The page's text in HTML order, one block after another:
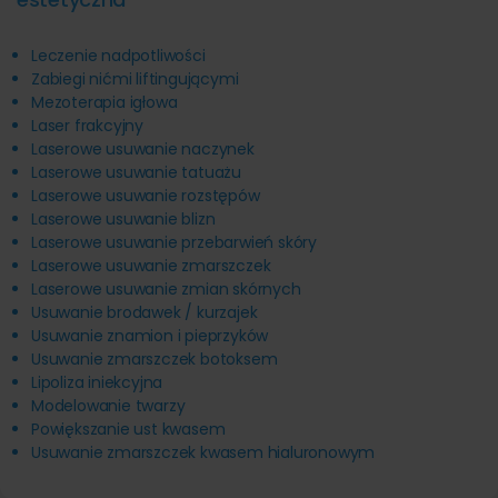
Leczenie nadpotliwości
Zabiegi nićmi liftingującymi
Mezoterapia igłowa
Laser frakcyjny
Laserowe usuwanie naczynek
Laserowe usuwanie tatuażu
Laserowe usuwanie rozstępów
Laserowe usuwanie blizn
Laserowe usuwanie przebarwień skóry
Laserowe usuwanie zmarszczek
Laserowe usuwanie zmian skórnych
Usuwanie brodawek / kurzajek
Usuwanie znamion i pieprzyków
Usuwanie zmarszczek botoksem
Lipoliza iniekcyjna
Modelowanie twarzy
Powiększanie ust kwasem
Usuwanie zmarszczek kwasem hialuronowym